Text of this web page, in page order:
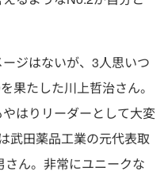
ジはないが、3人思いつ
果たした川上哲治さん。
はりリーダーとして大変
武田薬品工業の元代表取
ん。非常にユニークな